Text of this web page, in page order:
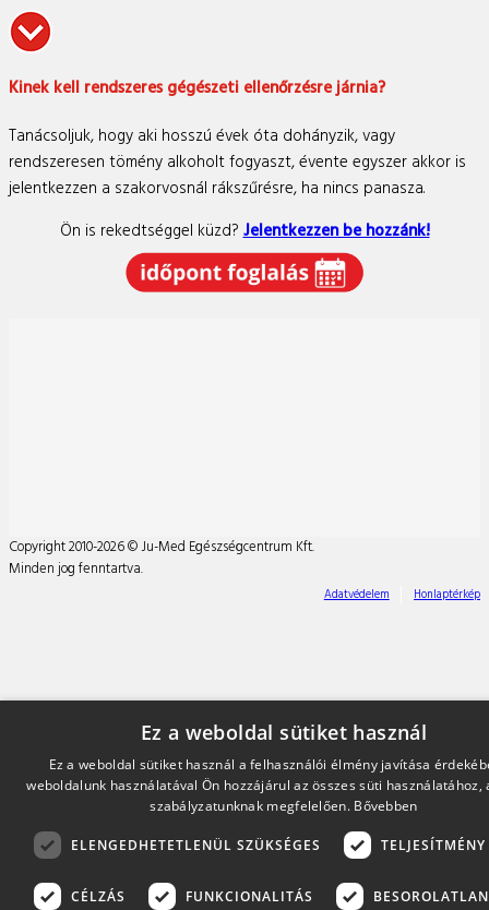
Kinek kell rendszeres gégészeti ellenőrzésre járnia?
Tanácsoljuk, hogy aki hosszú évek óta dohányzik, vagy
rendszeresen tömény alkoholt fogyaszt, évente egyszer akkor is
jelentkezzen a szakorvosnál rákszűrésre, ha nincs panasza.
Ön is rekedtséggel küzd?Jelentkezzen be hozzánk!
Copyright 2010-2026 © Ju-Med Egészségcentrum Kft.
Minden jog fenntartva.
Adatvédelem Honlaptérkép
Ez a weboldal sütiket használ
Ez a weboldal sütiket használ a felhasználói élmény javítása
weboldalunk használatával Ön hozzájárul az összes süti használatához,
szabályzatunknak megfelelően. Bővebben
ELENGEDHETETLENÜL SZÜKSÉGES TELJESÍTMÉNY
CÉLZÁS FUNKCIONALITÁS BESOROLATLAN